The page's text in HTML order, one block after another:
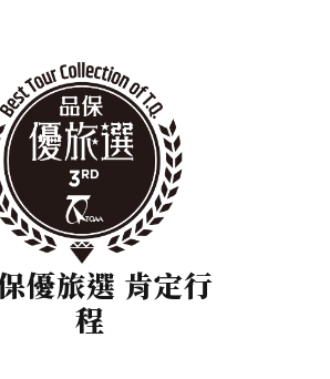
優旅選 肯定行
程